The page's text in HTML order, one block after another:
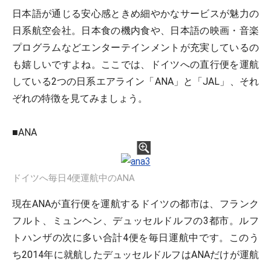
日本語が通じる安心感ときめ細やかなサービスが魅力の
日系航空会社。日本食の機内食や、日本語の映画・音楽
プログラムなどエンターテインメントが充実しているの
も嬉しいですよね。ここでは、ドイツへの直行便を運航
している2つの日系エアライン「ANA」と「JAL」、それ
ぞれの特徴を見てみましょう。
■ANA
ドイツへ毎日4便運航中のANA
現在ANAが直行便を運航するドイツの都市は、フランク
フルト、ミュンヘン、デュッセルドルフの3都市。ルフ
トハンザの次に多い合計4便を毎日運航中です。このう
ち2014年に就航したデュッセルドルフはANAだけが運航